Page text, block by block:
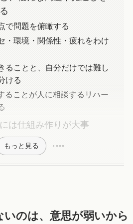
で問題を俯瞰する
・環境・関係性・疲れをわけ
ることと、自分だけでは難し
ける
ることが人に相談するリハー
は仕組み作りが大事
もっと見る
のは、意思が弱いから